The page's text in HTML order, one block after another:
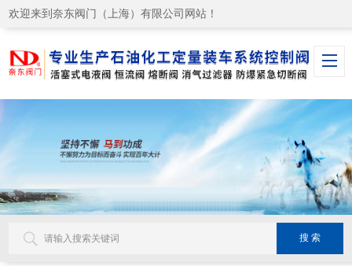
欢迎来到奈东阀门（上海）有限公司网站！